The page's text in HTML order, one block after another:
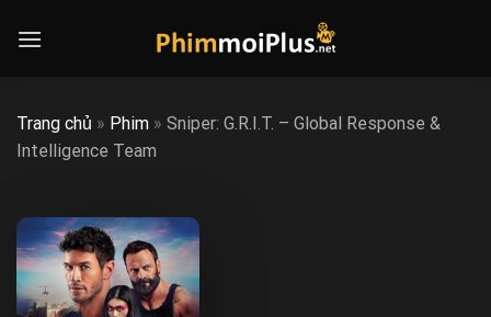
Trang chủ » Phim » Sniper: G.R.I.T. – Global Response &
Intelligence Team